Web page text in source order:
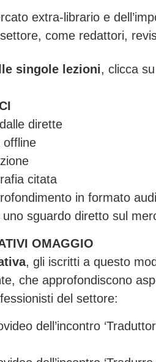
extra-librario e
come redattori,
singole lezioni, clicca su
dirette
offline
citata
in formato
sguardo diretto sul
OMAGGIO
, gli iscritti a questo
che approfondiscono
del settore:
dell’incontro